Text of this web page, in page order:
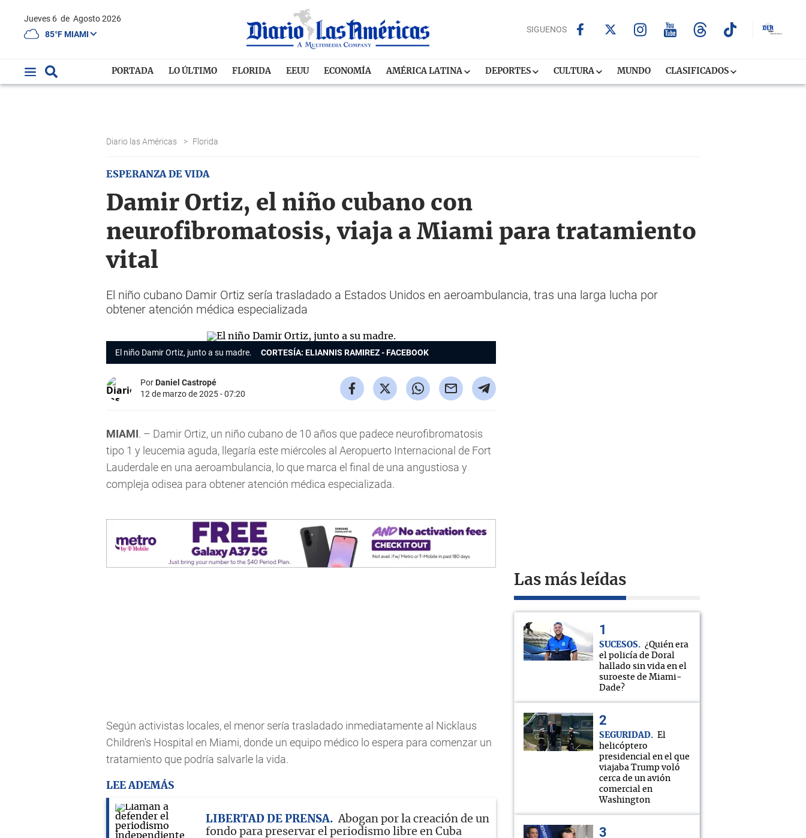
Jueves 6 de Agosto 2026
85°F MIAMI
SIGUENOS
PORTADA LO ÚLTIMO FLORIDA EEUU ECONOMÍA AMÉRICA LATINA DEPORTES CULTURA MUNDO CLASIFICADOS
Diario las Américas > Florida
ESPERANZA DE VIDA
Damir Ortiz, el niño cubano con
neurofibromatosis, viaja a Miami para tratamiento
vital
El niño cubano Damir Ortiz sería trasladado a Estados Unidos en aeroambulancia, tras una larga lucha por
obtener atención médica especializada
El niño Damir Ortiz, junto a su madre. CORTESÍA: ELIANNIS RAMIREZ - FACEBOOK
PorDaniel Castropé
12 de marzo de 2025 - 07:20
MIAMI. – Damir Ortiz, un niño cubano de 10 años que padece neurofibromatosis
tipo 1 y leucemia aguda, llegaría este miércoles al Aeropuerto Internacional de Fort
Lauderdale en una aeroambulancia, lo que marca el final de una angustiosa y
compleja odisea para obtener atención médica especializada.
Según activistas locales, el menor sería trasladado inmediatamente al Nicklaus
Children's Hospital en Miami, donde un equipo médico lo espera para comenzar un
tratamiento que podría salvarle la vida.
LEE ADEMÁS
LIBERTAD DE PRENSA
Abogan por la creación de un
fondo para preservar el periodismo libre en Cuba
Las más leídas
SUCESOS
¿Quién era
el policía de Doral
hallado sin vida en el
suroeste de Miami-
Dade?
SEGURIDAD
El
helicóptero
presidencial en el que
viajaba Trump voló
cerca de un avión
comercial en
Washington